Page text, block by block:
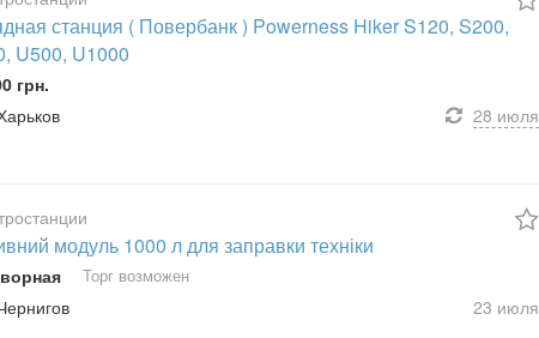
станция ( Повербанк ) Powerness Hiker S120, S200,
U500, U1000
грн.
28 июля
модуль 1000 л для заправки техніки
Торг возможен
23 июля